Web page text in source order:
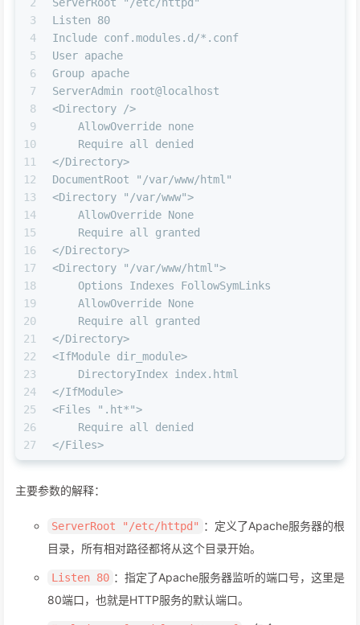
2
3
4
5
6
7
8
9
10
11
12
13
14
15
16
17
18
19
20
21
22
23
24
25
26
27
ServerRoot "/etc/httpd"
Listen 80
Include conf.modules.d/*.conf
User apache
Group apache
ServerAdmin root@localhost
<Directory />
    AllowOverride none
    Require all denied
</Directory>
DocumentRoot "/var/www/html"
<Directory "/var/www">
    AllowOverride None
    Require all granted
</Directory>
<Directory "/var/www/html">
    Options Indexes FollowSymLinks
    AllowOverride None
    Require all granted
</Directory>
<IfModule dir_module>
    DirectoryIndex index.html
</IfModule>
<Files ".ht*">
    Require all denied
</Files>
主要参数的解释：
ServerRoot "/etc/httpd" ：定义了Apache服务器的根
目录，所有相对路径都将从这个目录开始。
Listen 80 ：指定了Apache服务器监听的端口号，这里是
80端口，也就是HTTP服务的默认端口。